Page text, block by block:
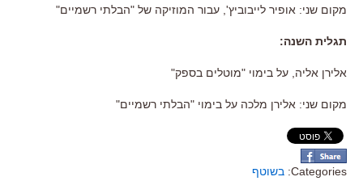
מקום שני: אופיר לייבוביץ', עבור המוזיקה של "הבלתי רשמיים"
תגלית השנה:
אלירן אליה על בימוי "מוטלים בספק"
מקום שני: אלירן מלכה על בימוי "הבלתי רשמיים"
Categories: בשוטף